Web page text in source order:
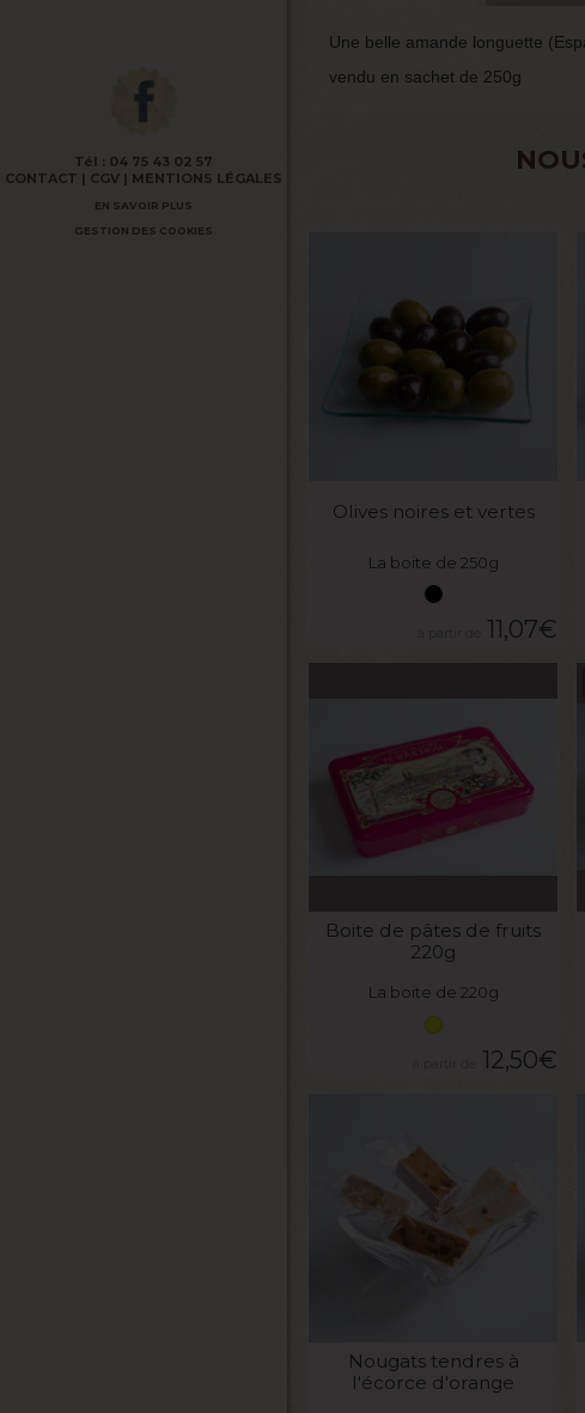
Tél : 04 75 43 02 57
CONTACT
CGV MENTIONS LÉGALES
EN SAVOIR PLUS
GESTION DES COOKIES
Une belle amande longuette
vendu en sachet de 250g
Olives noires et vertes
La boite de 250g
11,07€
Boite de pâtes de fruits
220g
La boite de 220g
12,50€
Nougats tendres à
l'écorce d'orange